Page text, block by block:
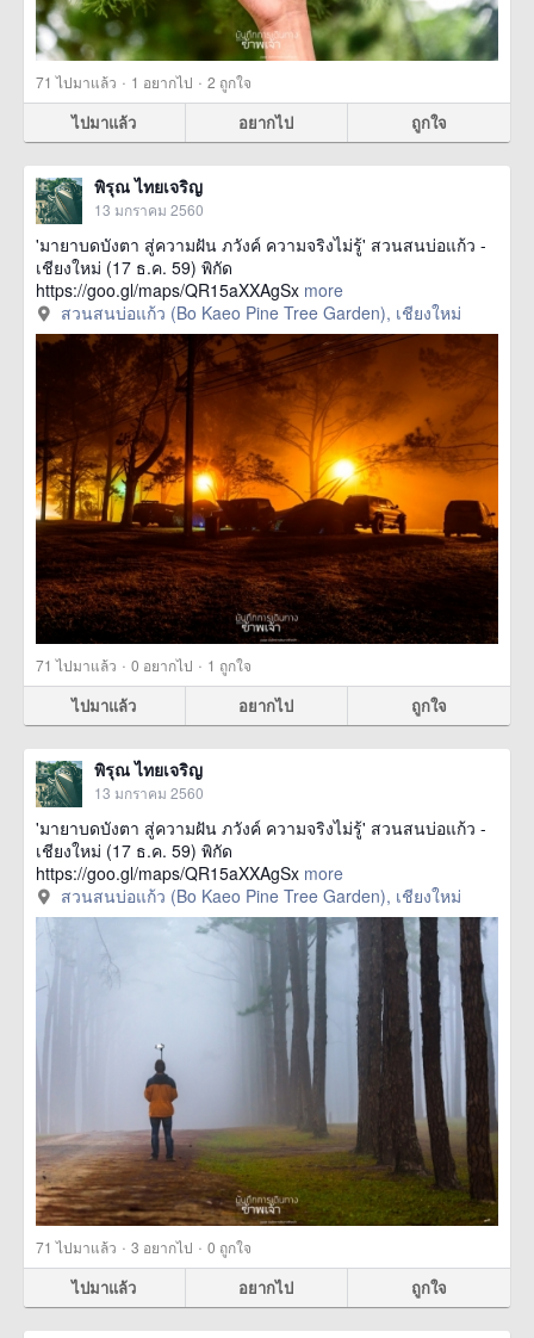
71 ไปมาแล้ว · 1 อยากไป · 2 ถูกใจ
ไปมาแล้ว อยากไป ถูกใจ
พิรุณ ไทยเจริญ
13 มกราคม 2560
'มายาบดบังตา สู่ความฝัน ภวังค์ ความจริงไม่รู้' สวนสนบ่อแก้ว -
เชียงใหม่ (17 ธ.ค. 59) พิกัด
https://goo.gl/maps/QR15aXXAgSx more
สวนสนบ่อแก้ว (Bo Kaeo Pine Tree Garden), เชียงใหม่
71 ไปมาแล้ว · 0 อยากไป · 1 ถูกใจ
ไปมาแล้ว อยากไป ถูกใจ
พิรุณ ไทยเจริญ
13 มกราคม 2560
'มายาบดบังตา สู่ความฝัน ภวังค์ ความจริงไม่รู้' สวนสนบ่อแก้ว -
เชียงใหม่ (17 ธ.ค. 59) พิกัด
https://goo.gl/maps/QR15aXXAgSx more
สวนสนบ่อแก้ว (Bo Kaeo Pine Tree Garden), เชียงใหม่
71 ไปมาแล้ว · 3 อยากไป · 0 ถูกใจ
ไปมาแล้ว อยากไป ถูกใจ